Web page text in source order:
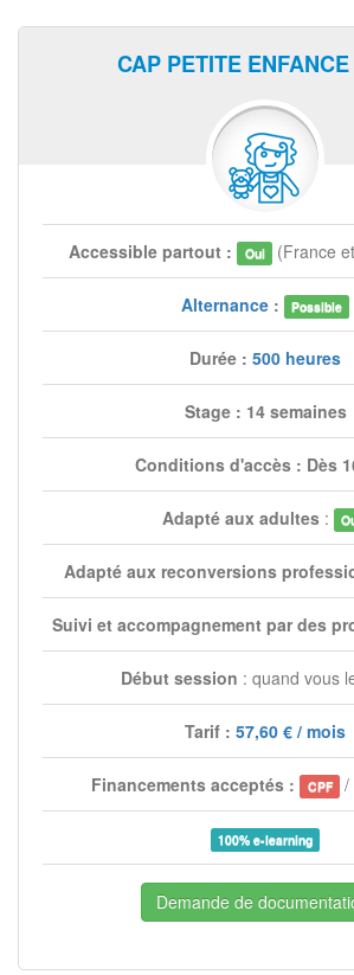
CAP PETITE
Accessible partout : Oui (France
Alternance: Possible
Durée : 500 heures
Stage : 14 semaines
Conditions d'accès : Dès
Adapté aux adultes:
Adapté aux reconversions
Suivi et accompagnement par des
Début session : quand vous
Tarif : 57,60 € / mois
Financements acceptés : CPF /
100% e-learning
Demande de